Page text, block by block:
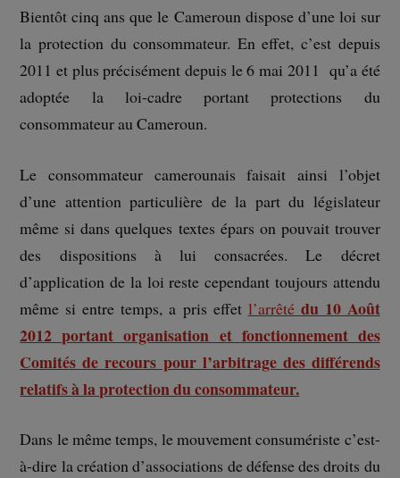
Bientôt cinq ans que le Cameroun dispose d’une loi sur
la protection du consommateur. En effet, c’est depuis
2011 et plus précisément depuis le 6 mai 2011 qu’a été
adoptée la loi-cadre portant protections du
consommateur au Cameroun.
Le consommateur camerounais faisait ainsi l’objet
d’une attention particulière de la part du législateur
même si dans quelques textes épars on pouvait trouver
des dispositions à lui consacrées. Le décret
d’application de la loi reste cependant toujours attendu
même si entre temps, a pris effet l’arrêté du 10 Août
2012 portant organisation et fonctionnement des
Comités de recours pour l’arbitrage des différends
relatifs à la protection du consommateur.
Dans le même temps, le mouvement consumériste c’est-
à-dire la création d’associations de défense des droits du